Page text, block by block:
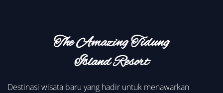
The Amazing Tidung
Island Resort
Destinasi wisata baru yang hadir untuk menawarkan